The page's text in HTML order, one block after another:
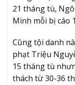
21 tháng tù,
Minh mỗi bị cáo
Cũng tội danh
phạt Triệu
15 tháng tù
thách từ 30-36